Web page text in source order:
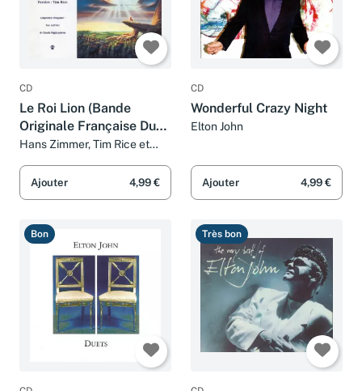
CD
Le Roi Lion (Bande
Originale Française Du
Film)
Hans Zimmer, Tim Rice et
Ajouter 4,99 €
CD
Wonderful Crazy Night
Elton John
Ajouter 4,99 €
Bon Très bon